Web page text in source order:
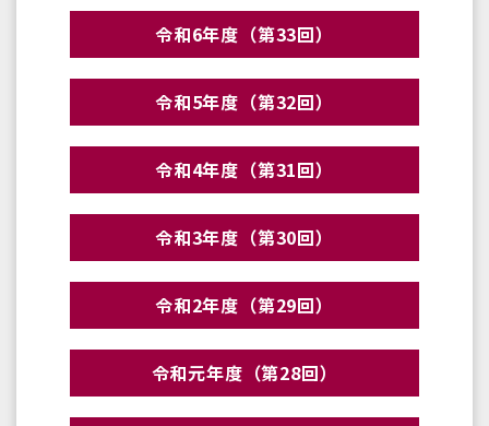
令和6年度（第33回）
令和5年度（第32回）
令和4年度（第31回）
令和3年度（第30回）
令和2年度（第29回）
令和元年度（第28回）